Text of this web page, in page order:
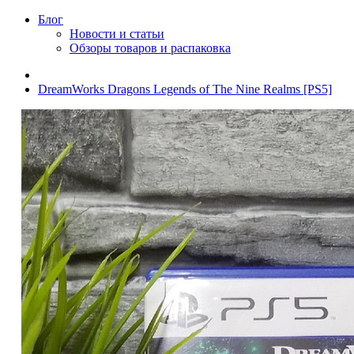
Блог
Новости и статьи
Обзоры товаров и распаковка
DreamWorks Dragons Legends of The Nine Realms [PS5]